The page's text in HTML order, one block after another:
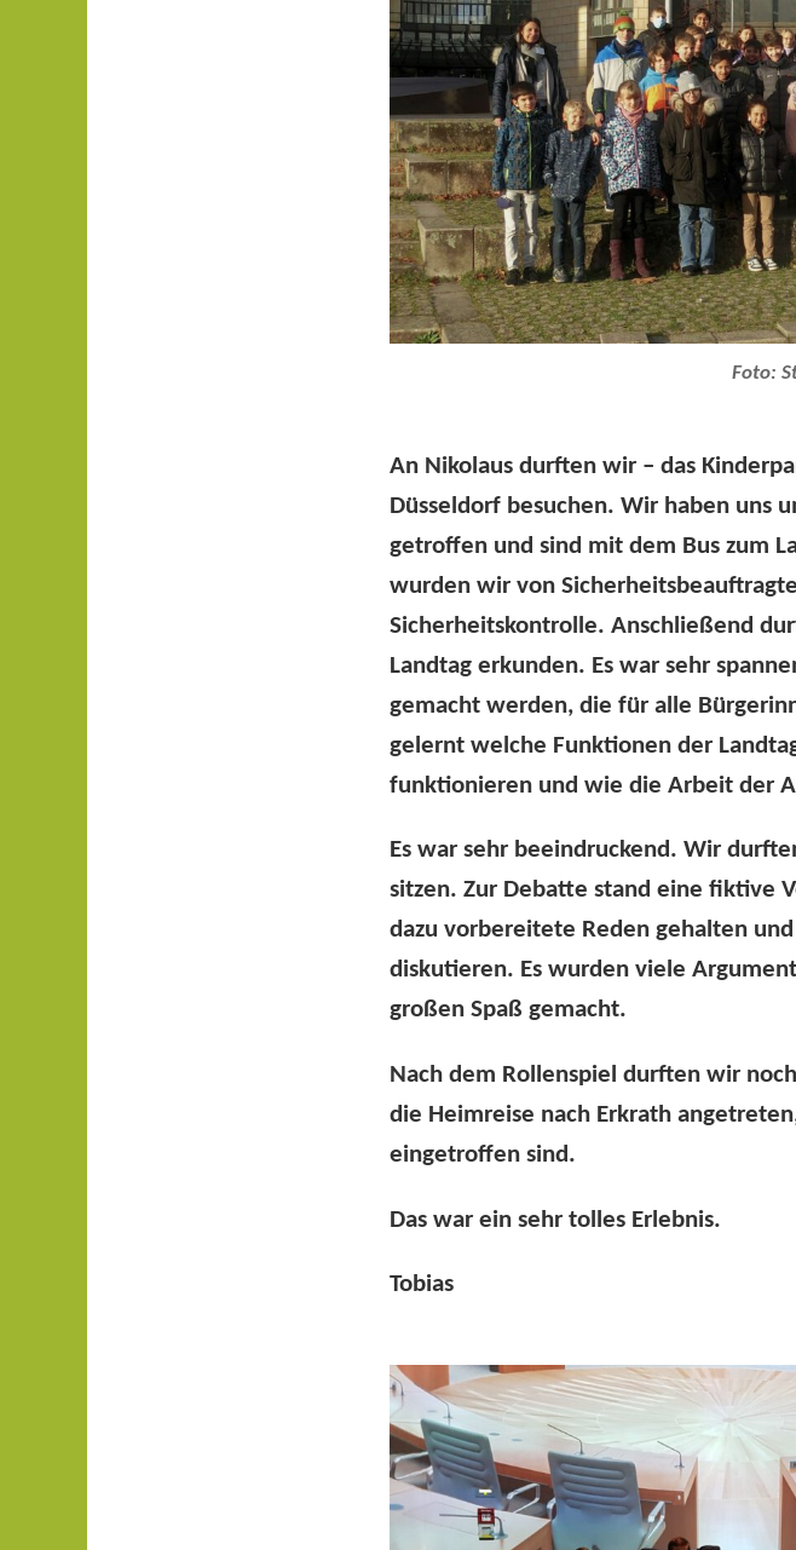
Foto:
An Nikolaus durften wir – das
Düsseldorf besuchen. Wir haben uns
getroffen und sind mit dem Bus zum
wurden wir von
Sicherheitskontrolle. Anschließend
Landtag erkunden. Es war sehr
gemacht werden, die für alle
gelernt welche Funktionen der
funktionieren und wie die Arbeit der
Es war sehr beeindruckend. Wir
sitzen. Zur Debatte stand eine fiktive
dazu vorbereitete Reden gehalten
diskutieren. Es wurden viele
großen Spaß gemacht.
Nach dem Rollenspiel durften wir
die Heimreise nach Erkrath
eingetroffen sind.
Das war ein sehr tolles Erlebnis.
Tobias